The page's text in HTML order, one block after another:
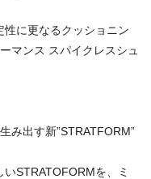
に更なるクッショニン
マンス スパイクレスシュ
み出す新”STRATFORM”
STRATOFORMを、ミ